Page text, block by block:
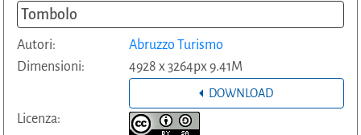
Tombolo
Autori:
Abruzzo Turismo
Dimensioni:
4928 x 3264px 9.41M
DOWNLOAD
Licenza: